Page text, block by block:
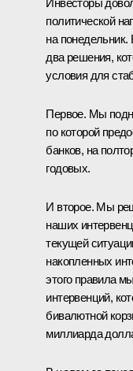
политической
на
два решения,
условия для
Первое. Мы
по которой
банков, на
годовых.
И второе. Мы
наших
текущей
накопленных
этого правила
интервенций,
бивалютной
миллиарда